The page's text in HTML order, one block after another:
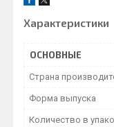
Характеристики
ОСНОВНЫЕ
Страна
Форма выпуска
Количество в